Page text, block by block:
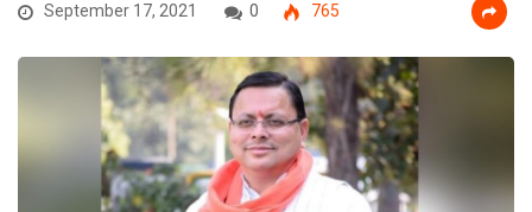
September 17, 2021 0 765